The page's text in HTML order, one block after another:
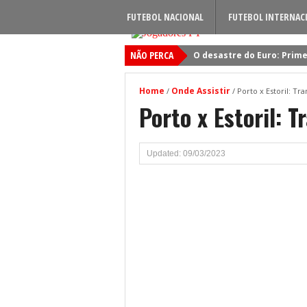
FUTEBOL NACIONAL FUTEBOL
NÃO PERCA
O desastre do Euro:
Sporting: Soluções
Viktor Gyokeres: Torna-
Quando será jogado o
Home / Onde Assistir / Porto x Estoril:
Porto x Estoril:
Updated: 09/03/2023